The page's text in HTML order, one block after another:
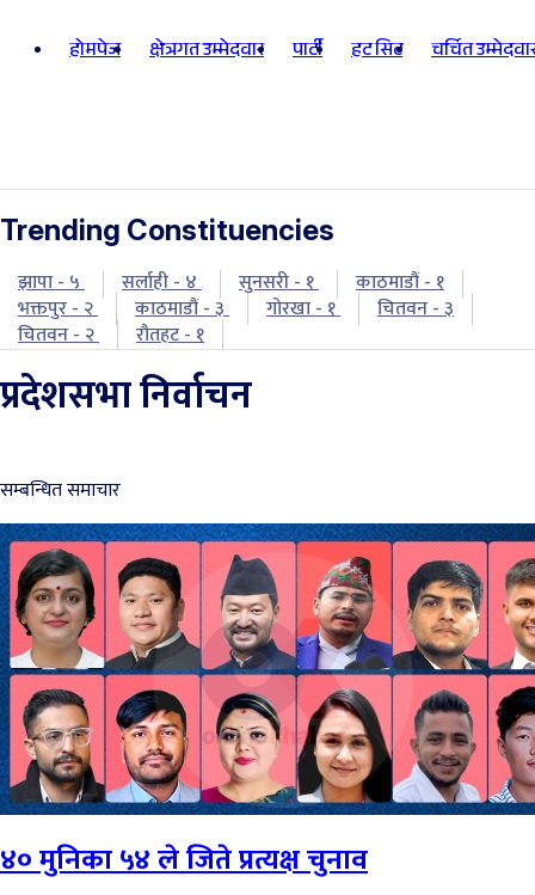
होमपेज क्षेत्रगत उम्मेदवार पार्टी हट सिट चर्चित
Trending Constituencies
झापा - ५ सर्लाही - ४ सुनसरी - १
काठमाडौं - १
भक्तपुर - २
काठमाडौं - ३ गोरखा - १
चितवन - ३
चितवन - २
रौतहट - १
प्रदेशसभा निर्वाचन
सम्बन्धित समाचार
४० मुनिका ५४ ले जिते प्रत्यक्ष चुनाव